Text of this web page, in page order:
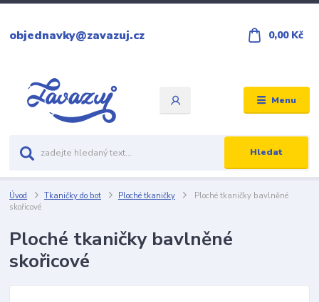
Menu
Hledat
objednavky@zavazuj.cz 0,00 Kč
Úvod Tkaničky do bot Ploché tkaničky
Ploché tkaničky bavlněné
skořicové
Ploché tkaničky bavlněné
skořicové